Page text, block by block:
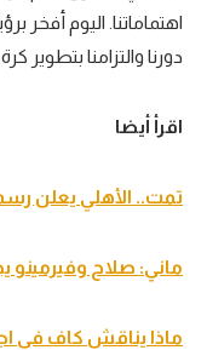
اهتماماتنا. اليوم أفخر
دورنا والتزامنا بتطوير
اقرأ أيضا
تمت.. الأهلي يعلن
ماني: صلاح
ماذا يناقش كاف في